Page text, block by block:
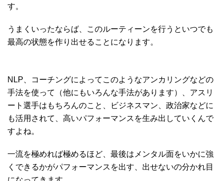
す。
うまくいったならば、このルーティーンを行うといつでも
最高の状態を作り出せることになります。
NLP、コーチングによってこのようなアンカリングなどの
手法を使って（他にもいろんな手法があります）、アスリ
ート選手はもちろんのこと、ビジネスマン、政治家などに
も活用されて、高いパフォーマンスを生み出していくんで
すよね。
一流を極めれば極めるほど、最後はメンタル面をいかに強
くできるかがパフォーマンスを出す、出せないの分かれ目